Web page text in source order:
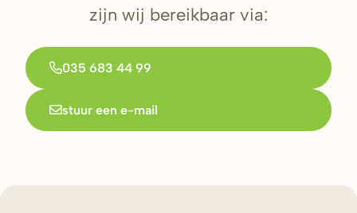
zijn wij bereikbaar via:
035 683 44 99
stuur een e-mail